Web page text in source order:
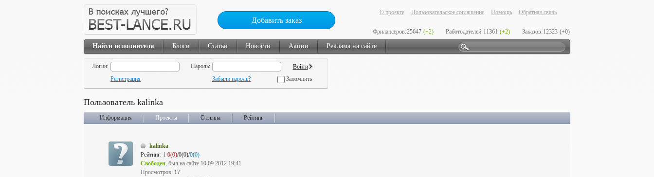
Добавить заказ
О проекте Пользовательское соглашение Помощь Обратная связь
Фрилансеров:25647 (+2) Работодателей:11361 (+2) Заказов:12323 (+0)
Найти исполнителя Блоги Статьи Новости Акции Реклама на сайте
Логин:
Пароль:
Регистрация
Забыли пароль? Запомнить
Пользователь kalinka
Информация Проекты Отзывы Рейтинг
kalinka
Рейтинг: 1 0(0)/0(0)/0(0)
Свободен, был на сайте 10.09.2012 19:41
Просмотров: 17